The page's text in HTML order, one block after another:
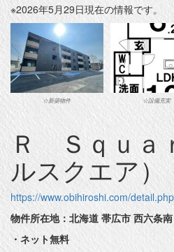
※2026年5月29日現在の情報です。
☆新築物件 ☆設備充実
Ｒ Ｓｑｕａ
ルスクエア
https://www.obihiroshi.com/
物件所在地：北海道 帯広市 西六条
・ネット無料